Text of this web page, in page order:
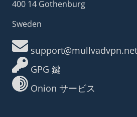
400 14 Gothenburg
Sweden
support@mullvadvpn.net
GPG 鍵
Onion サービス